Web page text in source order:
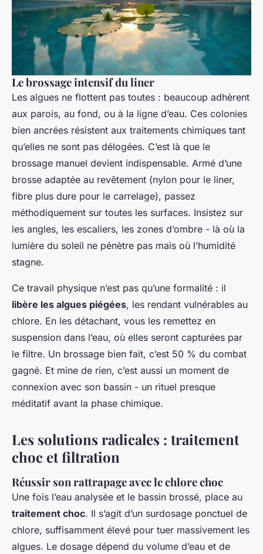
Le brossage intensif du liner
Les algues ne flottent pas toutes : beaucoup adhèrent
aux parois, au fond, ou à la ligne d’eau. Ces colonies
bien ancrées résistent aux traitements chimiques tant
qu’elles ne sont pas délogées. C’est là que le
brossage manuel devient indispensable. Armé d’une
brosse adaptée au revêtement (nylon pour le liner,
fibre plus dure pour le carrelage), passez
méthodiquement sur toutes les surfaces. Insistez sur
les angles, les escaliers, les zones d’ombre - là où la
lumière du soleil ne pénètre pas mais où l’humidité
stagne.
Ce travail physique n’est pas qu’une formalité : il
libère les algues piégées, les rendant vulnérables au
chlore. En les détachant, vous les remettez en
suspension dans l’eau, où elles seront capturées par
le filtre. Un brossage bien fait, c’est 50 % du combat
gagné. Et mine de rien, c’est aussi un moment de
connexion avec son bassin - un rituel presque
méditatif avant la phase chimique.
Les solutions radicales : traitement
choc et filtration
Réussir son rattrapage avec le chlore choc
Une fois l’eau analysée et le bassin brossé, place au
traitement choc. Il s’agit d’un surdosage ponctuel de
chlore, suffisamment élevé pour tuer massivement les
algues. Le dosage dépend du volume d’eau et de